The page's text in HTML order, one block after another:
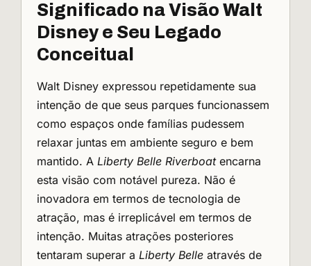
Significado na Visão Walt
Disney e Seu Legado
Conceitual
Walt Disney expressou repetidamente sua
intenção de que seus parques funcionassem
como espaços onde famílias pudessem
relaxar juntas em ambiente seguro e bem
mantido. A Liberty Belle Riverboatencarna
esta visão com notável pureza. Não é
inovadora em termos de tecnologia de
atração, mas é irreplicável em termos de
intenção. Muitas atrações posteriores
tentaram superar a Liberty Belle através de